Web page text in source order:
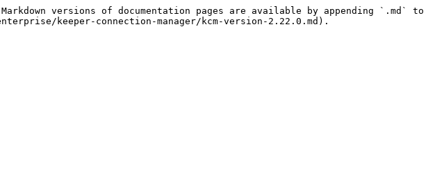
versions of documentation pages are available by appending `.md` to
keeper-connection-manager/kcm-version-2.22.0.md).